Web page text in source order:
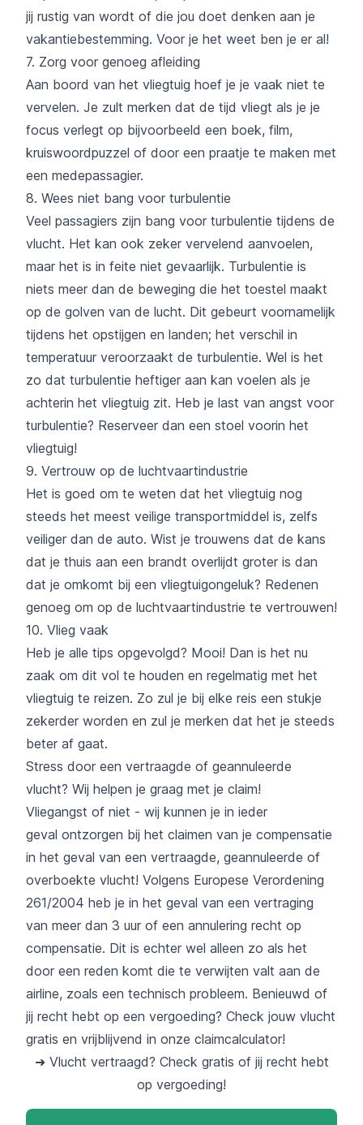
jij rustig van wordt of die jou doet denken aan je
vakantiebestemming. Voor je het weet ben je er al!
7. Zorg voor genoeg afleiding
Aan boord van het vliegtuig hoef je je vaak niet te
vervelen. Je zult merken dat de tijd vliegt als je je
focus verlegt op bijvoorbeeld een boek, film,
kruiswoordpuzzel of door een praatje te maken met
een medepassagier.
8. Wees niet bang voor turbulentie
Veel passagiers zijn bang voor turbulentie tijdens de
vlucht. Het kan ook zeker vervelend aanvoelen,
maar het is in feite niet gevaarlijk. Turbulentie is
niets meer dan de beweging die het toestel maakt
op de golven van de lucht. Dit gebeurt voornamelijk
tijdens het opstijgen en landen; het verschil in
temperatuur veroorzaakt de turbulentie. Wel is het
zo dat turbulentie heftiger aan kan voelen als je
achterin het vliegtuig zit. Heb je last van angst voor
turbulentie? Reserveer dan een stoel voorin het
vliegtuig!
9. Vertrouw op de luchtvaartindustrie
Het is goed om te weten dat het vliegtuig nog
steeds het meest veilige transportmiddel is, zelfs
veiliger dan de auto. Wist je trouwens dat de kans
dat je thuis aan een brandt overlijdt groter is dan
dat je omkomt bij een vliegtuigongeluk? Redenen
genoeg om op de luchtvaartindustrie te vertrouwen!
10. Vlieg vaak
Heb je alle tips opgevolgd? Mooi! Dan is het nu
zaak om dit vol te houden en regelmatig met het
vliegtuig te reizen. Zo zul je bij elke reis een stukje
zekerder worden en zul je merken dat het je steeds
beter af gaat.
Stress door een vertraagde of geannuleerde
vlucht? Wij helpen je graag met je claim!
Vliegangst of niet - wij kunnen je in ieder
geval ontzorgen bij het claimen van je compensatie
in het geval van een vertraagde, geannuleerde of
overboekte vlucht! Volgens Europese Verordening
261/2004 heb je in het geval van een vertraging
van meer dan 3 uur of een annulering recht op
compensatie. Dit is echter wel alleen zo als het
door een reden komt die te verwijten valt aan de
airline, zoals een technisch probleem. Benieuwd of
jij recht hebt op een vergoeding? Check jouw vlucht
gratis en vrijblijvend in onze claimcalculator!
➜ Vlucht vertraagd? Check gratis of jij recht hebt
op vergoeding!